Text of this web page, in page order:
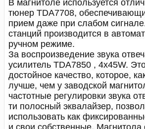
В магнитоле используется
тюнер TDA7708,
прием даже при слабом
станций производится в
ручном режиме.
За воспроизведение звука
усилитель TDA7850 , 4x45W.
достойное качество, которое,
лучше, чем у заводской
частотные регулировки звука
ти полосный эквалайзер,
использовать как